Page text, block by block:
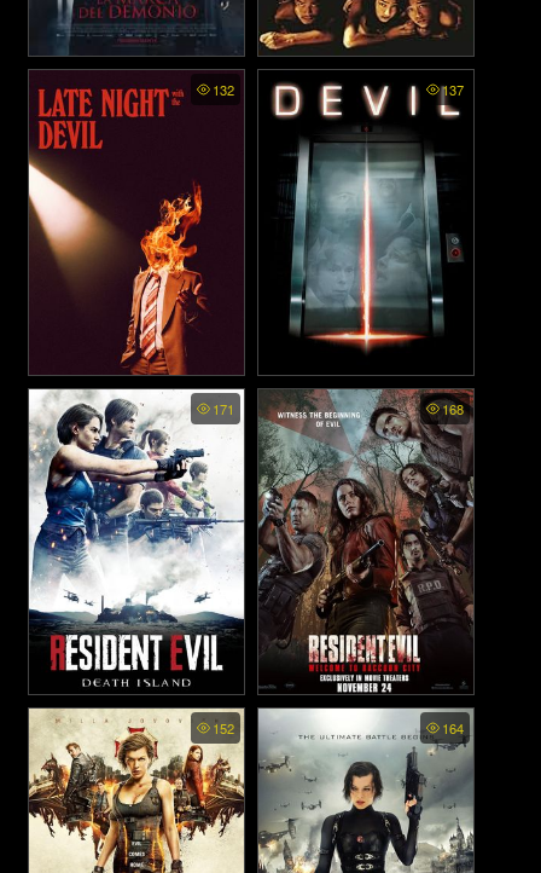
Mark of the Devil - รอยปีศาจ
(2020)
Evil (House of Ghosts) - คน
ผี ปีศาจ (2004)
132
Late Night with the Devil -
คืนนี้ผีมาคุย (2023)
137
Devil - ปีศาจ (2010)
171
Resident Evil: Death Island -
ผีชีวะ วิกฤตเกาะมรณะ (2023)
168
Resident Evil: Welcome to
Raccoon City - ผีชีวะ: ปฐมบท
แห่งเมืองผีดิบ (2021)
152 164